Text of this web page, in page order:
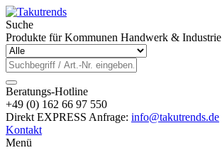
Suche
Produkte für Kommunen Handwerk & Industrie
Beratungs-Hotline
+49 (0) 162 66 97 550
Direkt EXPRESS Anfrage: info@takutrends.de
Kontakt
Menü